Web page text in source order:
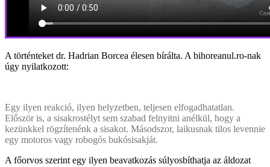
A történteket dr. Hadrian Borcea élesen bírálta. A bihoreanul.ro-nak
úgy nyilatkozott:
Egy ilyen reakció, ilyen helyzetben, teljesen elfogadhatatlan.
Először is, a sisakrostélyt sem szabad felnyitni anélkül, hogy a
kezünkkel rögzítenénk a sisakot. Másodszor, laikusnak tilos levennie
egy motoros vagy robogós bukósisakját.
A főorvos szerint egy ilyen beavatkozás súlyosbíthatja az áldozat